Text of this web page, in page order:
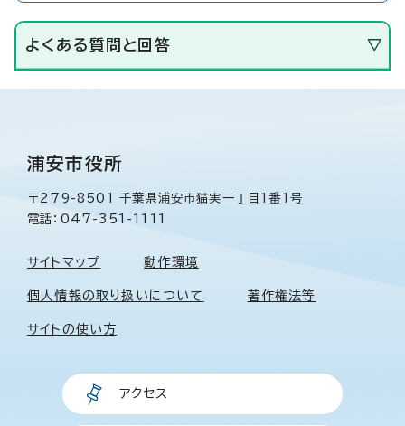
よくある質問と回答
浦安市役所
〒279-8501 千葉県浦安市猫実一丁目1番1号
電話：047-351-1111
サイトマップ 動作環境
個人情報の取り扱いについて 著作権法等
サイトの使い方
アクセス